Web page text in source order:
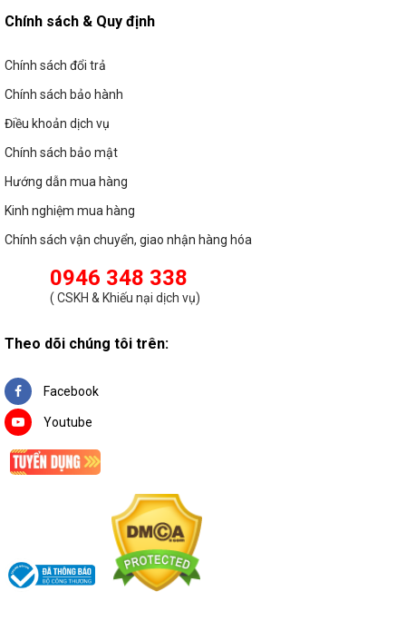
Chính sách & Quy định
Chính sách đổi trả
Chính sách bảo hành
Điều khoản dịch vụ
Chính sách bảo mật
Hướng dẫn mua hàng
Kinh nghiệm mua hàng
Chính sách vận chuyển, giao nhận hàng hóa
0946 348 338
( CSKH & Khiếu nại dịch vụ)
Theo dõi chúng tôi trên:
Facebook
Youtube